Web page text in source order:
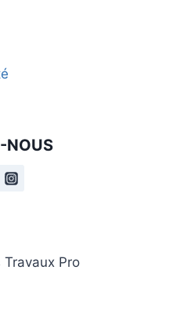
NOUS
Pro